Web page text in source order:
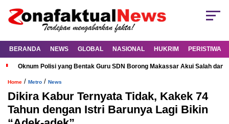
BERANDA NEWS GLOBAL NASIONAL HUKRIM PERISTIWA
Oknum Polisi yang Bentak Guru SDN Borong Makassar Akui Salah dan
Home / Metro / News
Dikira Kabur Ternyata Tidak, Kakek 74
Tahun dengan Istri Barunya Lagi Bikin